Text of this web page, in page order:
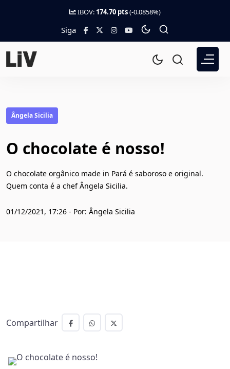
IBOV: 174.70 pts(-0.0858%)
Siga
Ângela Sicilia
O chocolate é nosso!
O chocolate orgânico made in Pará é saboroso e original.
Quem conta é a chef Ângela Sicilia.
01/12/2021, 17:26 - Por: Ângela Sicilia
Compartilhar